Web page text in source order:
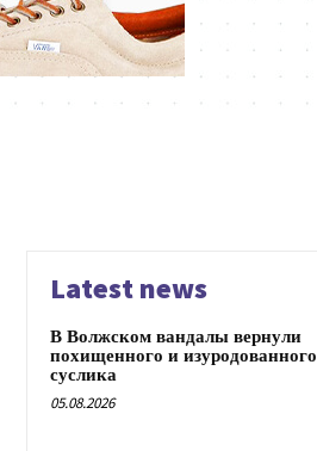
Latest news
В Волжском вандалы вернули
похищенного и изуродованного
суслика
05.08.2026